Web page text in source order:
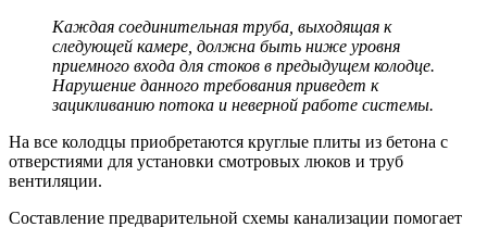
Каждая соединительная труба, выходящая к
следующей камере, должна быть ниже уровня
приемного входа для стоков в предыдущем колодце.
Нарушение данного требования приведет к
зацикливанию потока и неверной работе системы.
На все колодцы приобретаются круглые плиты из бетона с
отверстиями для установки смотровых люков и труб
вентиляции.
Составление предварительной схемы канализации помогает